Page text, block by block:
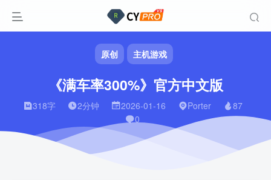
原创 主机游戏
《满车率300%》官方中文版
318字 2分钟 2026-01-16 Porter
87
0